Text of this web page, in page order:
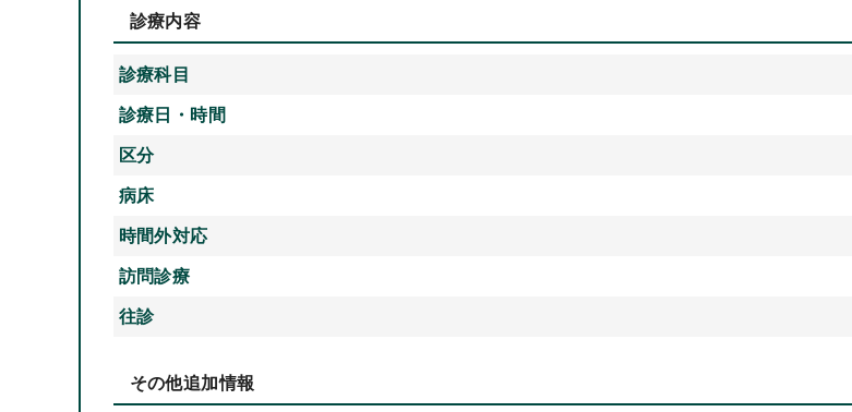
診療内容
診療科目
診療日・時間
区分
病床
時間外対応
訪問診療
往診
その他追加情報